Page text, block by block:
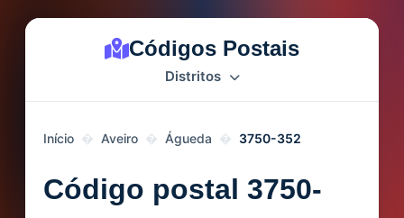
Códigos Postais
Distritos
Início Aveiro Águeda 3750-352
Código postal 3750-